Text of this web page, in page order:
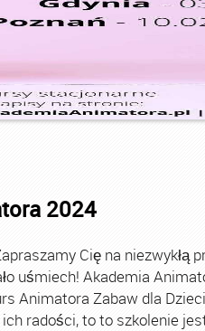
2024
Cię na niezwykłą
uśmiech! Akademia
Animatora Zabaw dla
radości, to to szkolenie